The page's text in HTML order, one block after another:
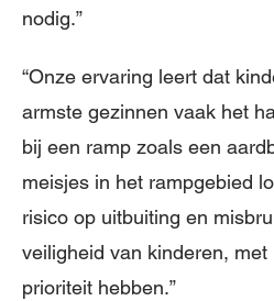
nodig.”
“Onze ervaring leert dat
armste gezinnen vaak het
bij een ramp zoals een
meisjes in het rampgebied
risico op uitbuiting en
veiligheid van kinderen,
prioriteit hebben.”